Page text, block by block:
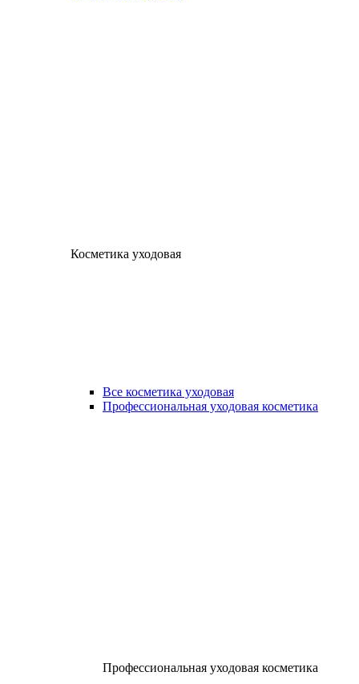
Косметика уходовая
Все косметика уходовая
Профессиональная уходовая косметика
Профессиональная уходовая косметика